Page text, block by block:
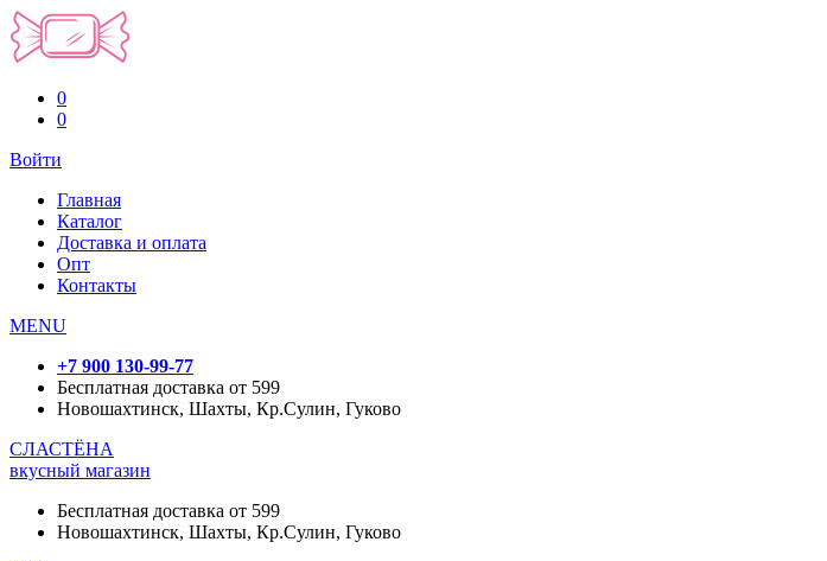
0
0
Войти
Главная
Каталог
Доставка и оплата
Опт
Контакты
MENU
+7 900 130-99-77
Бесплатная доставка от 599
Новошахтинск, Шахты, Кр.Сулин, Гуково
СЛАСТЁНА
вкусный магазин
Бесплатная доставка от 599
Новошахтинск, Шахты, Кр.Сулин, Гуково